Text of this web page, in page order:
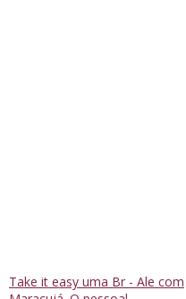
Take it easy uma Br - Ale com